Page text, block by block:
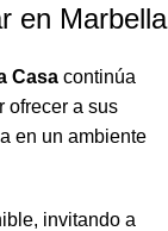
en Marbella
Casa continúa
ofrecer a sus
en un ambiente
invitando a